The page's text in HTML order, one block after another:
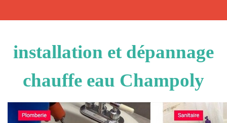
installation et dépannage
chauffe eau Champoly